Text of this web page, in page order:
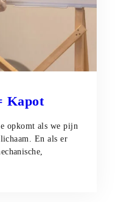
Kapot
opkomt als we pijn
En als er